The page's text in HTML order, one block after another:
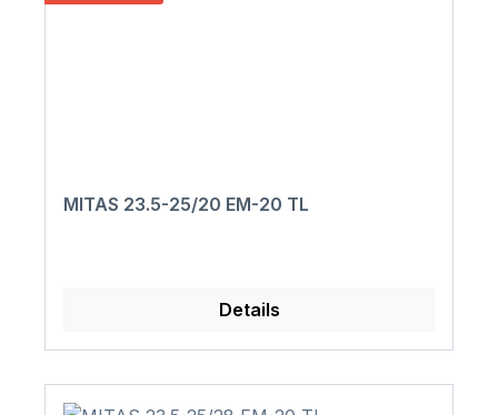
MITAS 23.5-25/20 EM-20 TL
Details